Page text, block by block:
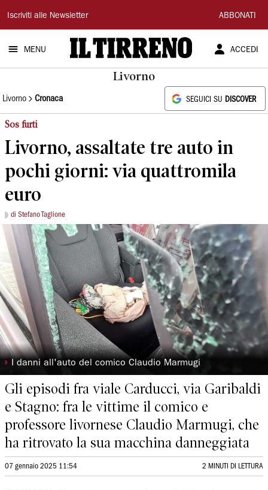
Il
Tirreno
Iscriviti alle Newsletter ABBONATI
MENU ACCEDI
Livorno
Livorno Cronaca SEGUICI SU DISCOVER
Sos furti
Livorno, assaltate tre auto in
pochi giorni: via quattromila
euro
di Stefano Taglione
◗ I danni all'auto del comico Claudio Marmugi
Gli episodi fra viale Carducci, via Garibaldi
e Stagno: fra le vittime il comico e
professore livornese Claudio Marmugi, che
ha ritrovato la sua macchina danneggiata
07 gennaio 2025 11:54 2 MINUTI DI LETTURA